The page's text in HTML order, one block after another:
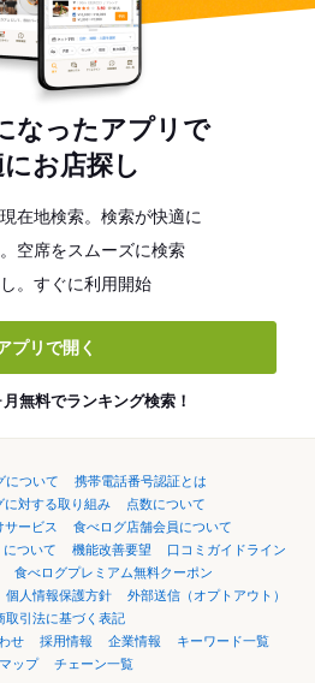
なったアプリで
お店探し
在地検索。検索が快適に
空席をスムーズに検索
。すぐに利用開始
プリで開く
無料でランキング検索！
について
携帯電話番号認証とは
に対する取り組み
点数について
サービス
食べログ店舗会員について
ついて
機能改善要望
口コミガイドライン
食べログプレミアム無料クーポン
個人情報保護方針
外部送信（オプトアウト）
取引法に基づく表記
せ 採用情報 企業情報
キーワード一覧
ップ
チェーン一覧